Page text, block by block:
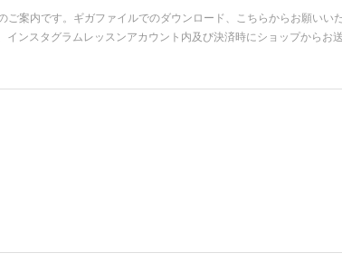
案内です。ギガファイルでのダウンロード、こちらからお願いい
インスタグラムレッスンアカウント内及び決済時にショップからお